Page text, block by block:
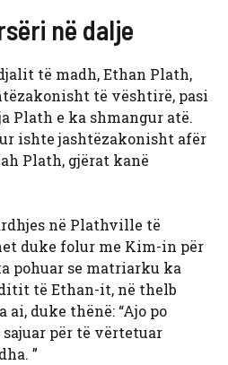
në dalje
të madh,Ethan Plath,
të vështirë, pasi
Plath e ka shmangur atë.
ishte jashtëzakonisht afër
Plath, gjërat kanë
në Plathville të
duke folur me Kim-in për
pohuar se matriarku ka
të Ethan-it, në thelb
ai, duke thënë: “Ajo po
për të vërtetuar
”